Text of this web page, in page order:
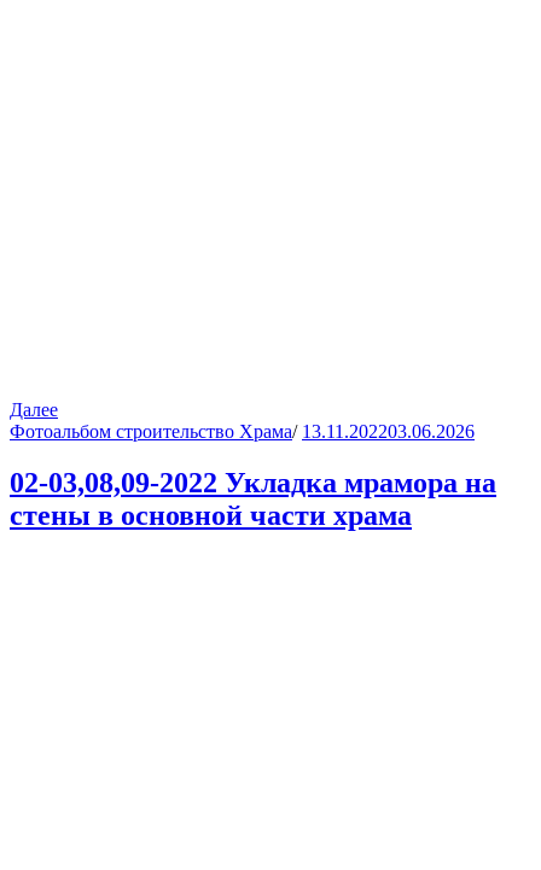
Далее
Фотоальбом строительство Храма/ 13.11.202203.06.2026
02-03,08,09-2022 Укладка мрамора на
стены в основной части храма